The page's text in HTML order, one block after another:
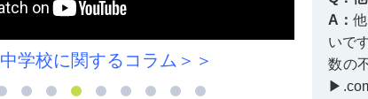
A：
いで
数の
白金小学校に関するコラム＞＞